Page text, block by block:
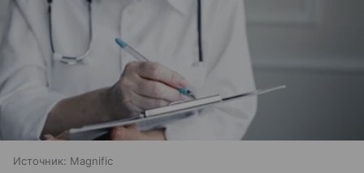
Источник: Magnific